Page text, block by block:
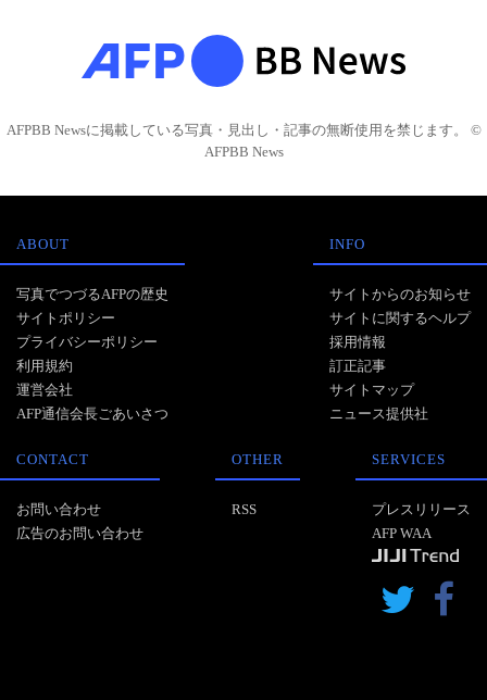
AFPBB Newsに掲載している写真・見出し・記事の無断使用を禁じます。 ©
AFPBB News
ABOUT
写真でつづるAFPの歴史
サイトポリシー
プライバシーポリシー
利用規約
運営会社
AFP通信会長ごあいさつ
INFO
サイトからのお知らせ
サイトに関するヘルプ
採用情報
訂正記事
サイトマップ
ニュース提供社
CONTACT
お問い合わせ
広告のお問い合わせ
OTHER
RSS
SERVICES
プレスリリース
AFP WAA